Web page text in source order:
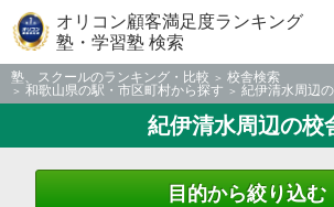
オリコン顧客満足度ランキング
塾・学習塾 検索
塾、スクールのランキング・比較
校舎検索
和歌山県の駅・市区町村から探す
紀伊清水周辺
紀伊清水周辺の校
目的から絞り込む